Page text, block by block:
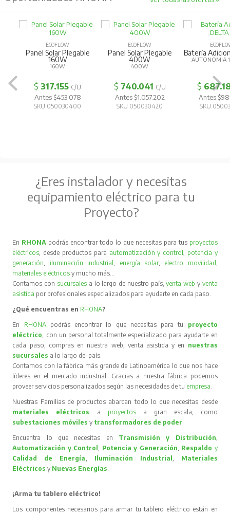
ECOFLOW
Panel Solar Plegable
160W
160W
$317.155 C/U
Antes $453.078
SKU 050030400
ECOFLOW
Panel Solar Plegable
400W
400W
$740.041 C/U
Antes $1.057.202
SKU 050030420
ECOFLOW
Batería
AUTONOMIA
$687.181
Antes
SKU
¿Eres instalador y necesitas
equipamiento eléctrico para tu
Proyecto?
En RHONA podrás encontrar todo lo que necesitas para tus proyectos
eléctricos, desde productos para automatización y control, potencia y
generación, iluminación industrial, energía solar, electro movilidad,
materiales eléctricos y mucho más…
Contamos con sucursales a lo largo de nuestro país,venta web y venta
asistida por profesionales especializados para ayudarte en cada paso.
¿Qué encuentras en RHONA?
En RHONA podrás encontrar lo que necesitas para tu proyecto
eléctrico, con un personal totalmente especializado para ayudarte en
cada paso, compras en nuestra web, venta asistida y en nuestras
sucursales a lo largo del país.
Contamos con la fábrica más grande de Latinoamérica lo que nos hace
líderes en el mercado industrial. Gracias a nuestra fábrica podemos
proveer servicios personalizados según las necesidades de tu empresa.
Nuestras Familias de productos abarcan todo lo que necesitas desde
materiales eléctricos
a proyectos
a gran escala, como
subestaciones móvilesy transformadores de poder.
Encuentra lo que necesitas en Transmisión y Distribución,
Automatización y Control, Potencia y Generación, Respaldo y
Calidad de Energía, Iluminación Industrial , Materiales
Eléctricos y Nuevas Energías.
¡Arma tu tablero eléctrico!
Los componentes necesarios para armar tu tablero eléctrico están en